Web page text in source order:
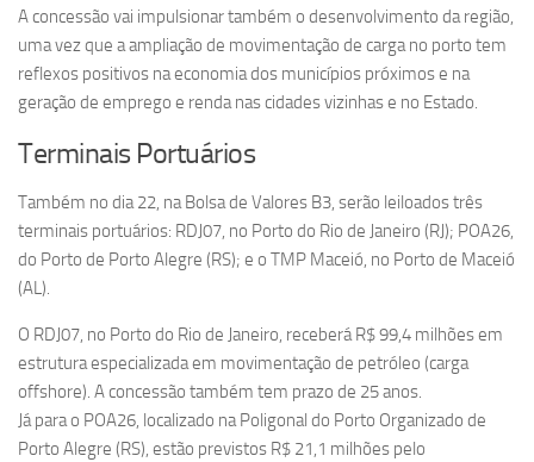
A concessão vai impulsionar também o desenvolvimento da região,
uma vez que a ampliação de movimentação de carga no porto tem
reflexos positivos na economia dos municípios próximos e na
geração de emprego e renda nas cidades vizinhas e no Estado.
Terminais Portuários
Também no dia 22, na Bolsa de Valores B3, serão leiloados três
terminais portuários: RDJ07, no Porto do Rio de Janeiro (RJ); POA26,
do Porto de Porto Alegre (RS); e o TMP Maceió, no Porto de Maceió
(AL).
O RDJ07, no Porto do Rio de Janeiro, receberá R$ 99,4 milhões em
estrutura especializada em movimentação de petróleo (carga
offshore). A concessão também tem prazo de 25 anos.
Já para o POA26, localizado na Poligonal do Porto Organizado de
Porto Alegre (RS), estão previstos R$ 21,1 milhões pelo